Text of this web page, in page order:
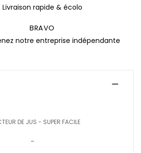
Livraison rapide & écolo
BRAVO
notre entreprise indépendante
DE JUS - SUPER FACILE
-